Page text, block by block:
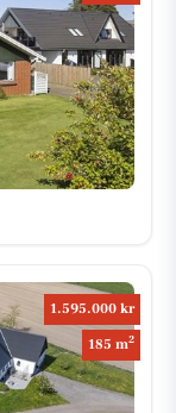
1.595.000 kr
185 m2